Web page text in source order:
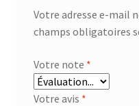
Votre adresse e-mail
champs obligatoires
Votre note *
Votre avis *